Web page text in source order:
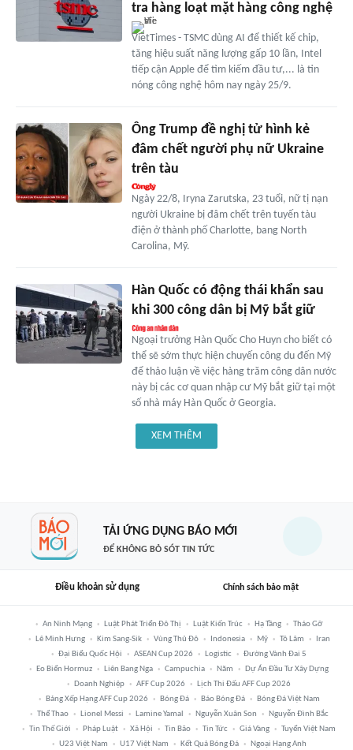
tra hàng loạt mặt hàng công nghệ
VietTimes - TSMC dùng AI để thiết kế chip,
tăng hiệu suất năng lượng gấp 10 lần, Intel
tiếp cận Apple để tìm kiếm đầu tư,... là tin
nóng công nghệ hôm nay ngày 25/9.
Ông Trump đề nghị tử hình kẻ
đâm chết người phụ nữ Ukraine
trên tàu
Ngày 22/8, Iryna Zarutska, 23 tuổi, nữ tị nạn
người Ukraine bị đâm chết trên tuyến tàu
điện ở thành phố Charlotte, bang North
Carolina, Mỹ.
Hàn Quốc có động thái khẩn sau
khi 300 công dân bị Mỹ bắt giữ
Ngoại trưởng Hàn Quốc Cho Huyn cho biết có
thể sẽ sớm thực hiện chuyến công du đến Mỹ
để thảo luận về việc hàng trăm công dân nước
này bị các cơ quan nhập cư Mỹ bắt giữ tại một
số nhà máy Hàn Quốc ở Georgia.
XEM THÊM
TẢI ỨNG DỤNG BÁO MỚI
ĐỂ KHÔNG BỎ SÓT TIN TỨC
Điều khoản sử dụng Chính sách bảo mật
An Ninh Mạng Luật Phát Triển Đô Thị Luật Kiến Trúc Hạ Tầng
Tháo Gỡ
Lê Minh Hưng
Kim Sang-Sik Vùng Thủ Đô Indonesia Mỹ Tô Lâm
Iran
Đại Biểu Quốc Hội
ASEAN Cup 2026 Logistic
Đường Vành Đai 5
Eo Biển Hormuz
Liên Bang Nga Campuchia Năm
Dự Án Đầu Tư Xây Dựng
Doanh Nghiệp
AFF Cup 2026
Lịch Thi Đấu AFF Cup 2026
Bảng Xếp Hạng AFF Cup 2026
Bóng Đá Báo Bóng Đá
Bóng Đá Việt Nam
Thể Thao
Lionel Messi Lamine Yamal Nguyễn Xuân Son
Nguyễn Đình Bắc
Tin Thế Giới
Pháp Luật Xã Hội Tin Bão Tin Tức Giá Vàng
Tuyển Việt Nam
U23 Việt Nam
U17 Việt Nam Kết Quả Bóng Đá Ngoại Hạng Anh